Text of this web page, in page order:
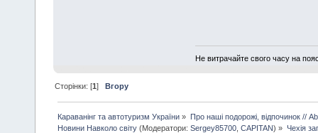
Не витрачайте свого часу на
Сторінки: [1] Вгору
Караванінг та автотуризм України » Про наші подорожі, відпочинок //
Новини Навколо світу (Модератори:Sergey85700 ,CAPITAN) » Чехія